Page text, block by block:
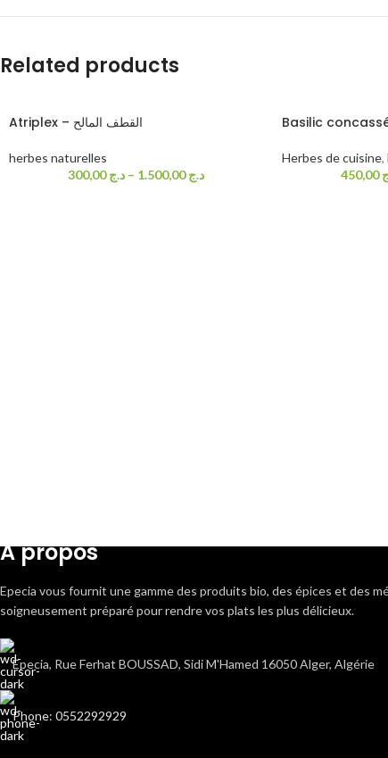
Related products
Atriplex – القطف المالح
herbes naturelles
د.ج300,00 – د.ج1.500,00
Herbes de cuisine,
450,00
A propos
Epecia vous fournit une gamme des produits bio, des épices et des
soigneusement préparé pour rendre vos plats les plus délicieux.
Epecia, Rue Ferhat BOUSSAD, Sidi M'Hamed 16050 Alger, Algérie
Phone: 0552292929